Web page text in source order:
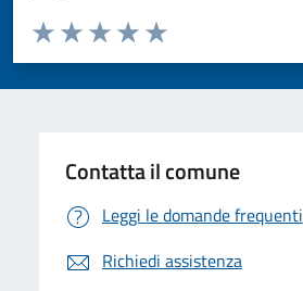
Valuta da 1 a 5 stelle la pagina
Valuta 5 stelle su 5
Valuta 4 stelle su 5
Valuta 3 stelle su 5
Valuta 2 stelle su 5
Valuta 1 stelle su 5
Contatta il comune
Leggi le domande frequenti
Richiedi assistenza